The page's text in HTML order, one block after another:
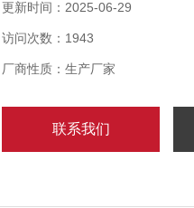
用户反馈信息，以便更好地为用
题，解决你使用过程中的后顾之
铝合金防爆空箱接线箱
更新时间：2025-06-29
访问次数：1943
厂商性质：生产厂家
联系我们